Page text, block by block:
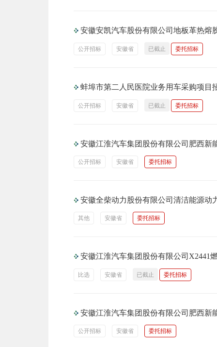
安徽安凯汽车股份有限公司地板革热熔
公开招标 安徽省 已截止 委托招标
蚌埠市第二人民医院业务用车采购项目
公开招标 安徽省 已截止 委托招标
安徽江淮汽车集团股份有限公司肥西新
公开招标 安徽省 委托招标
安徽全柴动力股份有限公司清洁能源动
其他 安徽省 委托招标
安徽江淮汽车集团股份有限公司X2441
比选 安徽省 已截止 委托招标
安徽江淮汽车集团股份有限公司肥西新
公开招标 安徽省 委托招标